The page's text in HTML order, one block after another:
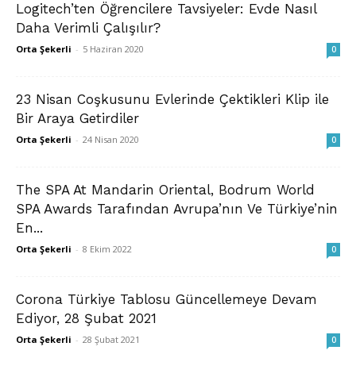
Logitech’ten Öğrencilere Tavsiyeler: Evde Nasıl
Daha Verimli Çalışılır?
Orta Şekerli - 5 Haziran 2020 0
23 Nisan Coşkusunu Evlerinde Çektikleri Klip ile
Bir Araya Getirdiler
Orta Şekerli - 24 Nisan 2020 0
The SPA At Mandarin Oriental, Bodrum World
SPA Awards Tarafından Avrupa’nın Ve Türkiye’nin
En...
Orta Şekerli - 8 Ekim 2022 0
Corona Türkiye Tablosu Güncellemeye Devam
Ediyor, 28 Şubat 2021
Orta Şekerli - 28 Şubat 2021 0